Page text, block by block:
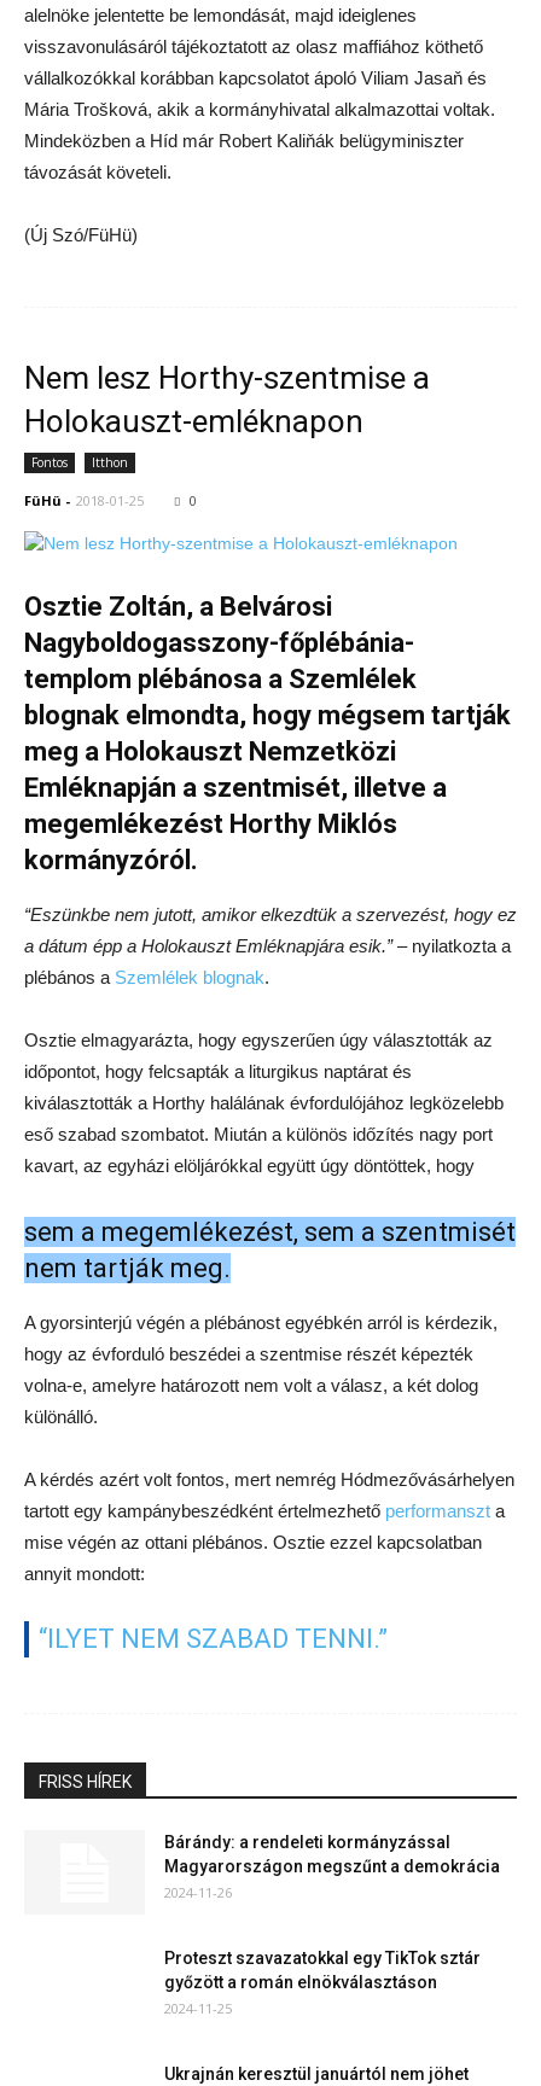
alelnöke jelentette be lemondását, majd ideiglenes
visszavonulásáról tájékoztatott az olasz maffiához köthető
vállalkozókkal korábban kapcsolatot ápoló Viliam Jasaň és
Mária Trošková, akik a kormányhivatal alkalmazottai voltak.
Mindeközben a Híd már Robert Kaliňák belügyminiszter
távozását követeli.
(Új Szó/FüHü)
Nem lesz Horthy-szentmise a
Holokauszt-emléknapon
Fontos Itthon
FüHü - 2018-01-25 0
Osztie Zoltán, a Belvárosi
Nagyboldogasszony-főplébánia-
templom plébánosa a Szemlélek
blognak elmondta, hogy mégsem tartják
meg a Holokauszt Nemzetközi
Emléknapján a szentmisét, illetve a
megemlékezést Horthy Miklós
kormányzóról.
“Eszünkbe nem jutott, amikor elkezdtük a szervezést, hogy ez
a dátum épp a Holokauszt Emléknapjára esik.”– nyilatkozta a
plébános a Szemlélek blognak.
Osztie elmagyarázta, hogy egyszerűen úgy választották az
időpontot, hogy felcsapták a liturgikus naptárat és
kiválasztották a Horthy halálának évfordulójához legközelebb
eső szabad szombatot. Miután a különös időzítés nagy port
kavart, az egyházi elöljárókkal együtt úgy döntöttek, hogy
sem a megemlékezést, sem a szentmisét
nem tartják meg.
A gyorsinterjú végén a plébánost egyébkén arról is kérdezik,
hogy az évforduló beszédei a szentmise részét képezték
volna-e, amelyre határozott nem volt a válasz, a két dolog
különálló.
A kérdés azért volt fontos, mert nemrég Hódmezővásárhelyen
tartott egy kampánybeszédként értelmezhető performanszt a
mise végén az ottani plébános. Osztie ezzel kapcsolatban
annyit mondott:
“ILYET NEM SZABAD TENNI.”
FRISS HÍREK
Bárándy: a rendeleti kormányzással
Magyarországon megszűnt a demokrácia
2024-11-26
Proteszt szavazatokkal egy TikTok sztár
győzött a román elnökválasztáson
2024-11-25
Ukrajnán keresztül januártól nem jöhet